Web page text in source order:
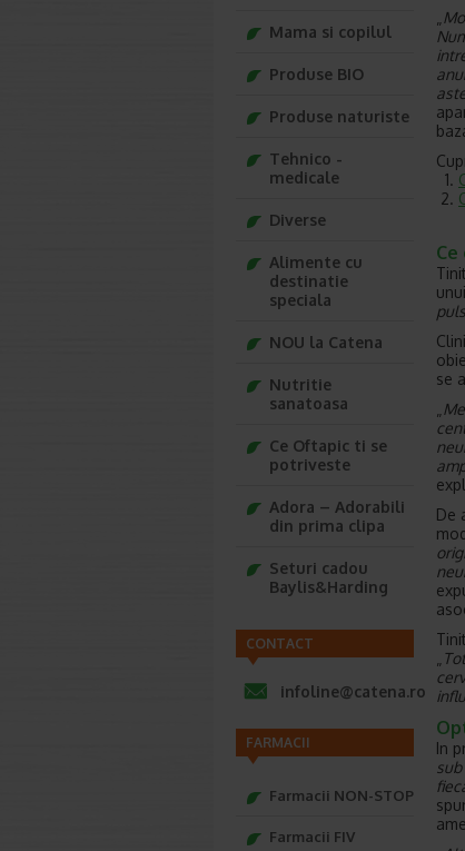
se
De
In
Mama si copilul
Produse BIO
Produse naturiste
Tehnico -
medicale
Diverse
Alimente cu
destinatie
speciala
NOU la Catena
Nutritie
sanatoasa
Ce Oftapic ti se
potriveste
Adora – Adorabili
din prima clipa
Seturi cadou
Baylis&Harding
CONTACT
infoline@catena.ro
FARMACII
Farmacii NON-STOP
Farmacii FIV